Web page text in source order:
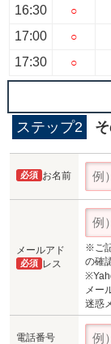
16:30
17:00
17:30
○
○
○
ステップ2
お名前
必須
メールアド
レス
必須
※ご
の確
メー
迷惑
電話番号